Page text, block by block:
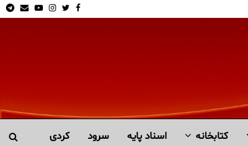
Facebook
Twitter
Instagram
Youtube
Email
کتابخانە اسناد پایه سرود کردی